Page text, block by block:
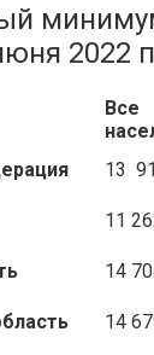
2022
Все
13
11
14
14